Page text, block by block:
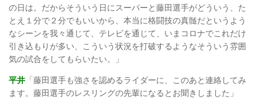
の日は。だからそういう日にスーパーと藤田選手がどういう、た
とえ１分で２分でもいいから、本当に格闘技の真髄だというよう
なシーンを我々通じて、テレビを通じて、いまコロナでこれだけ
引き込もりが多い、こういう状況を打破するようなそういう雰囲
気の試合をしてもらいたい。」
平井 「藤田選手も強さを認めるライダーに、このあと連絡してみ
ます。藤田選手のレスリングの先輩になるとお聞きしました」